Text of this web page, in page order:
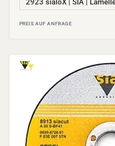
PREIS AUF ANFRAGE